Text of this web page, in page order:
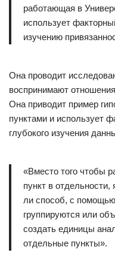
работающая в
использует
изучению
Она проводит
воспринимают
Она приводит пример
пунктами и использует
глубокого изучения
«Вместо того чтобы
пункт в
ли способ, с помощью
группируются или
создать единицы
отдельные пункты».